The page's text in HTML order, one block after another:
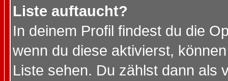
Liste auftaucht?
In deinem Profil findest du die
wenn du diese aktivierst,
Liste sehen. Du zählst dann als